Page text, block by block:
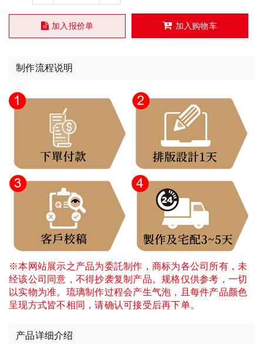
加入报价单 加入购物车
制作流程说明
※本网站展示之产品为委託制作，商标为各公司所有，未
经该公司同意，不得抄袭复制产品。规格仅供参考，一切
以实物为准。琉璃制作过程会产生气泡，且每件产品颜色
呈现方式皆不相同，请确认可接受后再下单。
产品详细介绍